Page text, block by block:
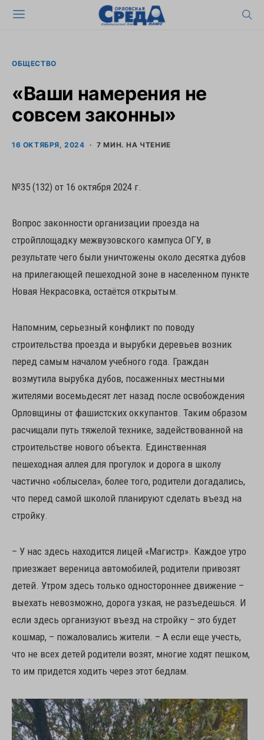
ОБЩЕСТВО
«Ваши намерения не
совсем законны»
16 ОКТЯБРЯ, 2024 7 МИН. НА ЧТЕНИЕ
№35 (132) от 16 октября 2024 г.
Вопрос законности организации проезда на
стройплощадку межвузовского кампуса ОГУ, в
результате чего были уничтожены около десятка дубов
на прилегающей пешеходной зоне в населенном пункте
Новая Некрасовка, остаётся открытым.
Напомним, серьезный конфликт по поводу
строительства проезда и вырубки деревьев возник
перед самым началом учебного года. Граждан
возмутила вырубка дубов, посаженных местными
жителями восемьдесят лет назад после освобождения
Орловщины от фашистских оккупантов. Таким образом
расчищали путь тяжелой технике, задействованной на
строительстве нового объекта. Единственная
пешеходная аллея для прогулок и дорога в школу
частично «облысела», более того, родители догадались,
что перед самой школой планируют сделать въезд на
стройку.
– У нас здесь находится лицей «Магистр». Каждое утро
приезжает вереница автомобилей, родители привозят
детей. Утром здесь только одностороннее движение –
выехать невозможно, дорога узкая, не разъедешься. И
если здесь организуют въезд на стройку – это будет
кошмар, – пожаловались жители. – А если еще учесть,
что не всех детей родители возят, многие ходят пешком,
то им придется ходить через этот бедлам.